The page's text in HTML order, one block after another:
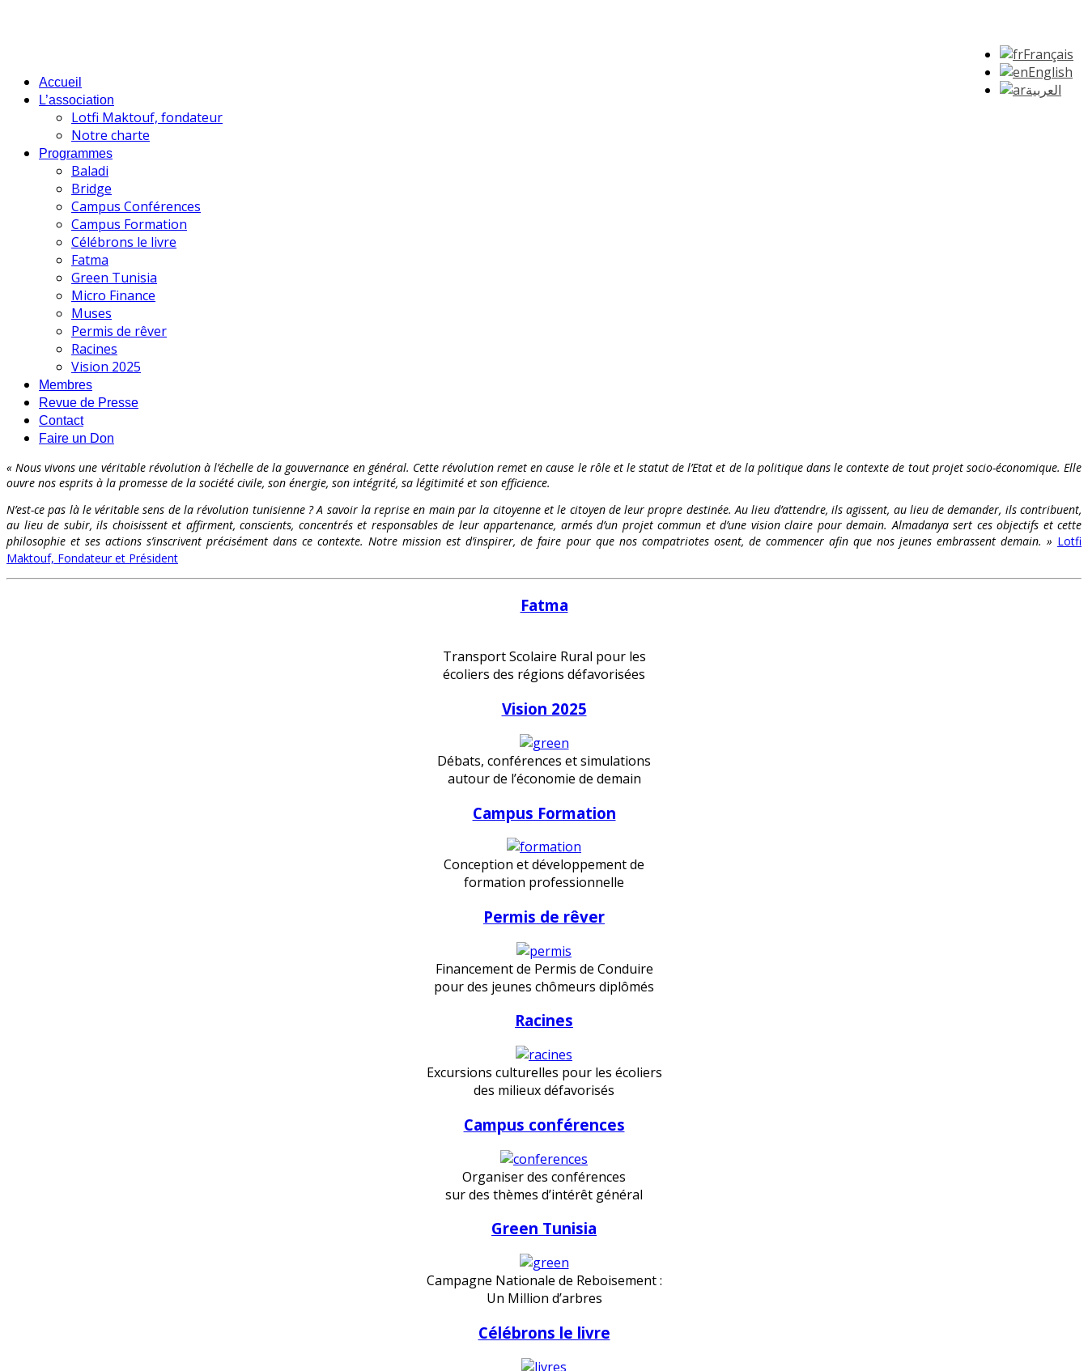
Français
English
العربية
Accueil
L’association
Lotfi Maktouf, fondateur
Notre charte
Programmes
Baladi
Bridge
Campus Conférences
Campus Formation
Célébrons le livre
Fatma
Green Tunisia
Micro Finance
Muses
Permis de rêver
Racines
Vision 2025
Membres
Revue de Presse
Contact
Faire un Don
« Nous vivons une véritable révolution à l’échelle de la gouvernance en général. Cette révolution remet en cause le rôle et le statut de l’Etat et de la politique dans le contexte de tout projet socio-économique. Elle
ouvre nos esprits à la promesse de la société civile, son énergie, son intégrité, sa légitimité et son efficience.
N’est-ce pas là le véritable sens de la révolution tunisienne ? A savoir la reprise en main par la citoyenne et le citoyen de leur propre destinée. Au lieu d’attendre, ils agissent, au lieu de demander, ils contribuent,
au lieu de subir, ils choisissent et affirment, conscients, concentrés et responsables de leur appartenance, armés d’un projet commun et d’une vision claire pour demain. Almadanya sert ces objectifs et cette
philosophie et ses actions s’inscrivent précisément dans ce contexte. Notre mission est d’inspirer, de faire pour que nos compatriotes osent, de commencer afin que nos jeunes embrassent demain. » Lotfi
Maktouf, Fondateur et Président
Fatma
Transport Scolaire Rural pour les
écoliers des régions défavorisées
Vision 2025
Débats, conférences et simulations
autour de l’économie de demain
Campus Formation
Conception et développement de
formation professionnelle
Permis de rêver
Financement de Permis de Conduire
pour des jeunes chômeurs diplômés
Racines
Excursions culturelles pour les écoliers
des milieux défavorisés
Campus conférences
Organiser des conférences
sur des thèmes d’intérêt général
Green Tunisia
Campagne Nationale de Reboisement :
Un Million d’arbres
Célébrons le livre